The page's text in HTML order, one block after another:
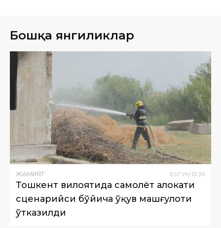
Бошқа янгиликлар
ЖАМИЯТ БУГУН 13:36
Тошкент вилоятида самолёт ҳалокати
сценарийси бўйича ўқув машғулоти
ўтказилди